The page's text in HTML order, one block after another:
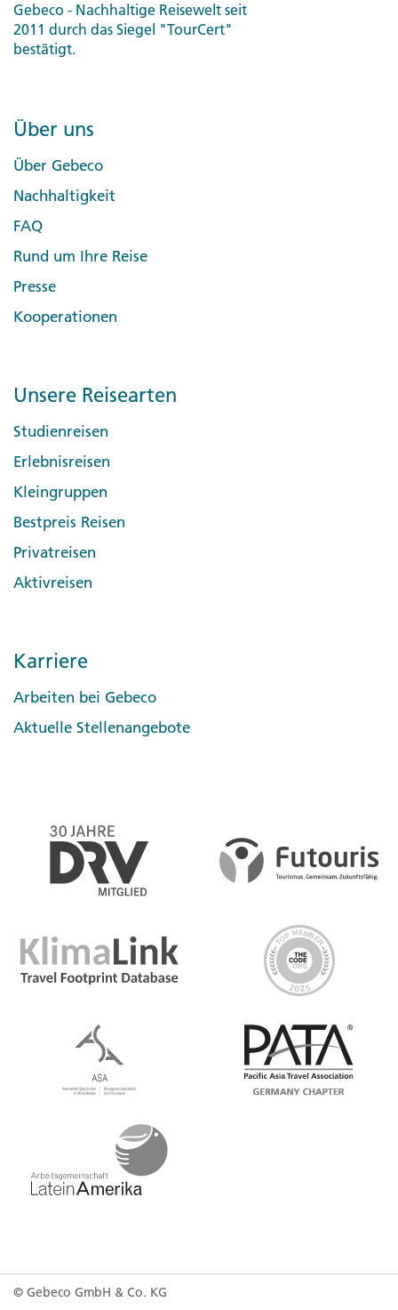
Gebeco - Nachhaltige Reisewelt seit
2011 durch das Siegel "TourCert"
bestätigt.
Über uns
Über Gebeco
Nachhaltigkeit
FAQ
Rund um Ihre Reise
Presse
Kooperationen
Unsere Reisearten
Studienreisen
Erlebnisreisen
Kleingruppen
Bestpreis Reisen
Privatreisen
Aktivreisen
Karriere
Arbeiten bei Gebeco
Aktuelle Stellenangebote
© Gebeco GmbH & Co. KG